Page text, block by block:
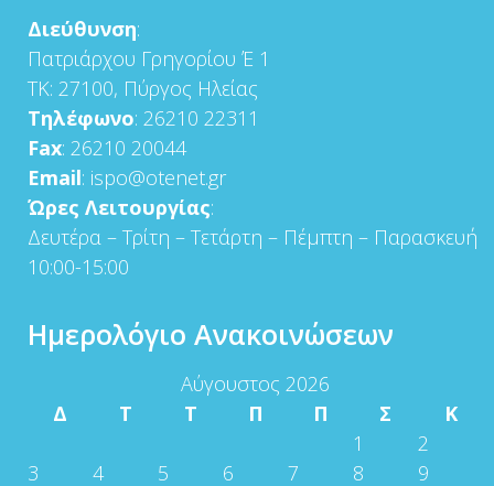
Διεύθυνση:
Πατριάρχου Γρηγορίου Έ 1
ΤΚ: 27100, Πύργος Ηλείας
Τηλέφωνο: 26210 22311
Fax: 26210 20044
Email: ispo@otenet.gr
Ώρες Λειτουργίας:
Δευτέρα – Τρίτη – Τετάρτη – Πέμπτη – Παρασκευή
10:00-15:00
Ημερολόγιο Ανακοινώσεων
Αύγουστος 2026
Δ
Τ Τ Π Π Σ
Κ
1
2
3
4 5 6 7 8 9